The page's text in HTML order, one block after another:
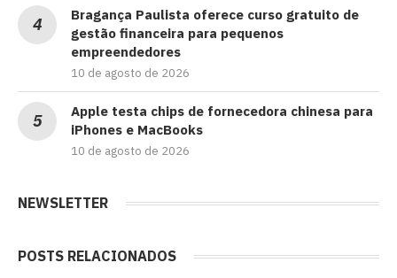
Bragança Paulista oferece curso gratuito de
gestão financeira para pequenos
empreendedores
10 de agosto de 2026
Apple testa chips de fornecedora chinesa para
iPhones e MacBooks
10 de agosto de 2026
NEWSLETTER
POSTS RELACIONADOS